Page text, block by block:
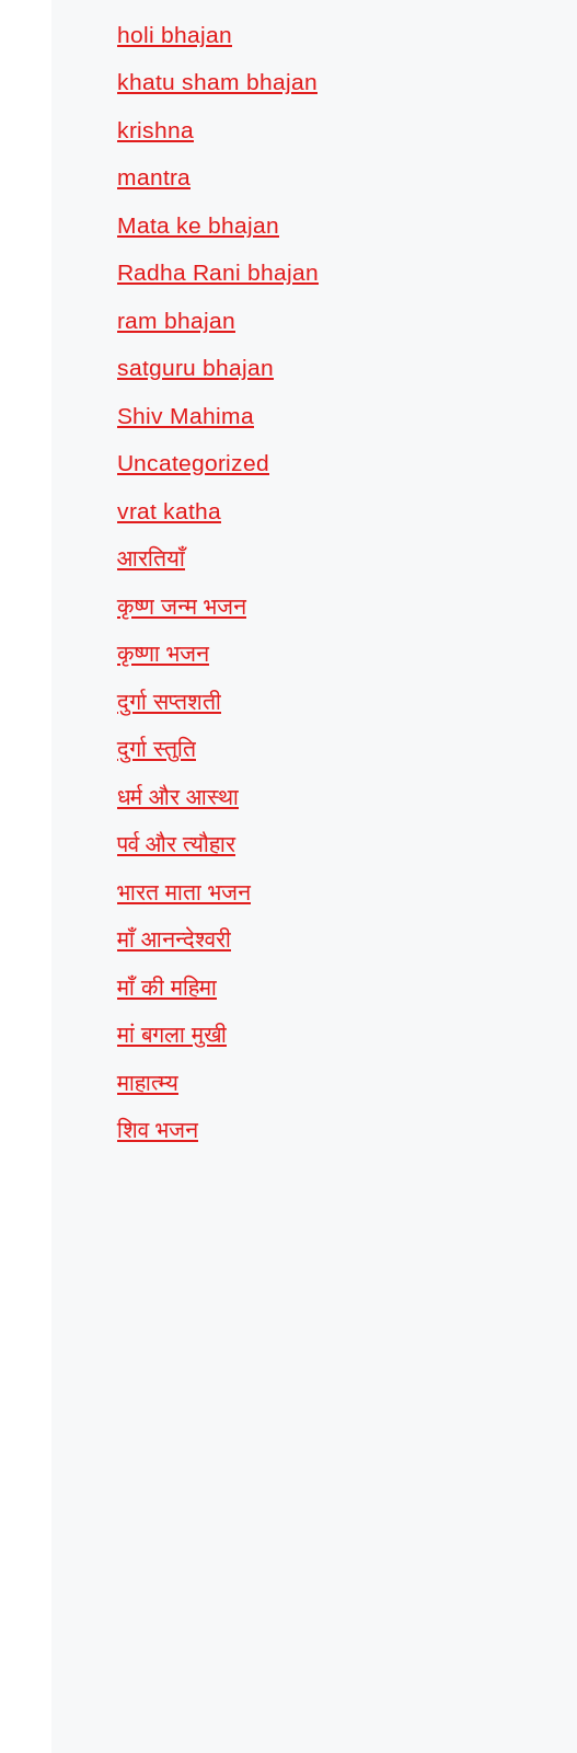
holi bhajan
khatu sham bhajan
krishna
mantra
Mata ke bhajan
Radha Rani bhajan
ram bhajan
satguru bhajan
Shiv Mahima
Uncategorized
vrat katha
आरतियाँ
कृष्ण जन्म भजन
कृष्णा भजन
दुर्गा सप्तशती
दुर्गा स्तुति
धर्म और आस्था
पर्व और त्यौहार
भारत माता भजन
माँ आनन्देश्वरी
माँ की महिमा
मां बगला मुखी
माहात्म्य
शिव भजन